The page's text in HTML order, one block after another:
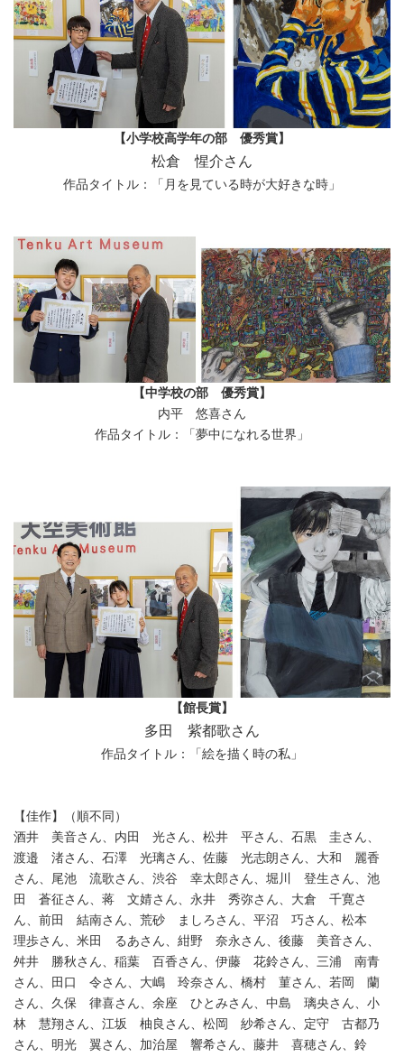
【小学校高学年の部 優秀賞】
松倉 惺介さん
作品タイトル：「月を見ている時が大好きな時」
【中学校の部 優秀賞】
内平 悠喜さん
作品タイトル：「夢中になれる世界」
【館長賞】
多田 紫都歌さん
作品タイトル：「絵を描く時の私」
【佳作】（順不同）
酒井 美音さん、内田 光さん、松井 平さん、石黒 圭さん、
渡邉 渚さん、石澤 光璃さん、佐藤 光志朗さん、大和 麗香
さん、尾池 流歌さん、渋谷 幸太郎さん、堀川 登生さん、池
田 蒼征さん、蒋 文婧さん、永井 秀弥さん、大倉 千寛さ
ん、前田 結南さん、荒砂 ましろさん、平沼 巧さん、松本
理歩さん、米田 るあさん、紺野 奈永さん、後藤 美音さん、
舛井 勝秋さん、稲葉 百香さん、伊藤 花鈴さん、三浦 南青
さん、田口 令さん、大嶋 玲奈さん、橋村 菫さん、若岡 蘭
さん、久保 律喜さん、余座 ひとみさん、中島 璃央さん、小
林 慧翔さん、江坂 柚良さん、松岡 紗希さん、定守 古都乃
さん、明光 翼さん、加治屋 響希さん、藤井 喜穂さん、鈴